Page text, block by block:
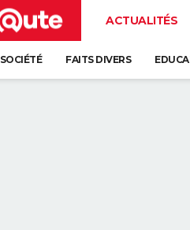
ACTUALITÉS
SOCIÉTÉ FAITS DIVERS